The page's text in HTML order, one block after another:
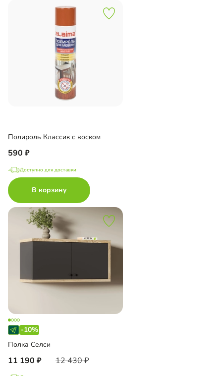
Полироль Классик с воском
590
Доступно для доставки
В корзину
-10%
Полка Селси
11 190 12 430